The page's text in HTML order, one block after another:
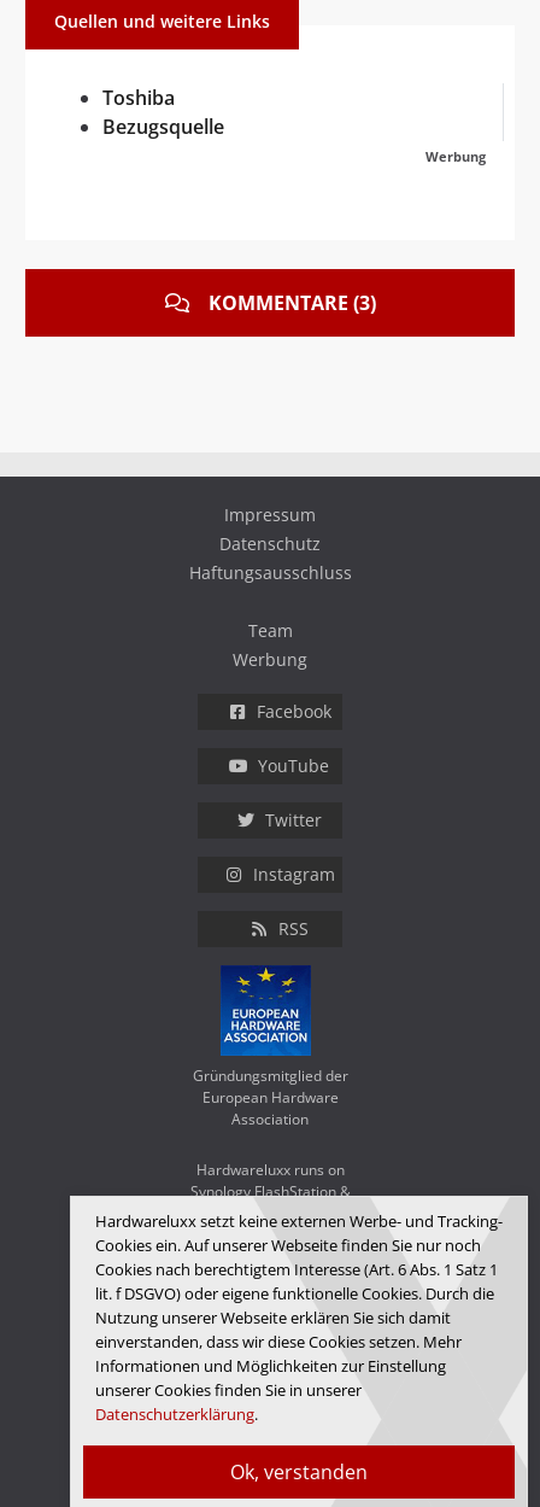
Quellen und weitere Links
Toshiba
Bezugsquelle
Werbung
KOMMENTARE (3)
Ok, verstanden
Hardwareluxx setzt keine externen Werbe- und Tracking-
Cookies ein. Auf unserer Webseite finden Sie nur noch
Cookies nach berechtigtem Interesse (Art. 6 Abs. 1 Satz 1
lit. f DSGVO) oder eigene funktionelle Cookies. Durch die
Nutzung unserer Webseite erklären Sie sich damit
einverstanden, dass wir diese Cookies setzen. Mehr
Informationen und Möglichkeiten zur Einstellung
unserer Cookies finden Sie in unserer
Datenschutzerklärung.
Impressum
Datenschutz
Haftungsausschluss
Team
Werbung
Facebook
YouTube
Twitter
Instagram
RSS
Gründungsmitglied der
European Hardware
Association
Hardwareluxx runs on
Synology FlashStation &
WD Red SA500
© Copyright 2026 Hardwareluxx Media GmbH